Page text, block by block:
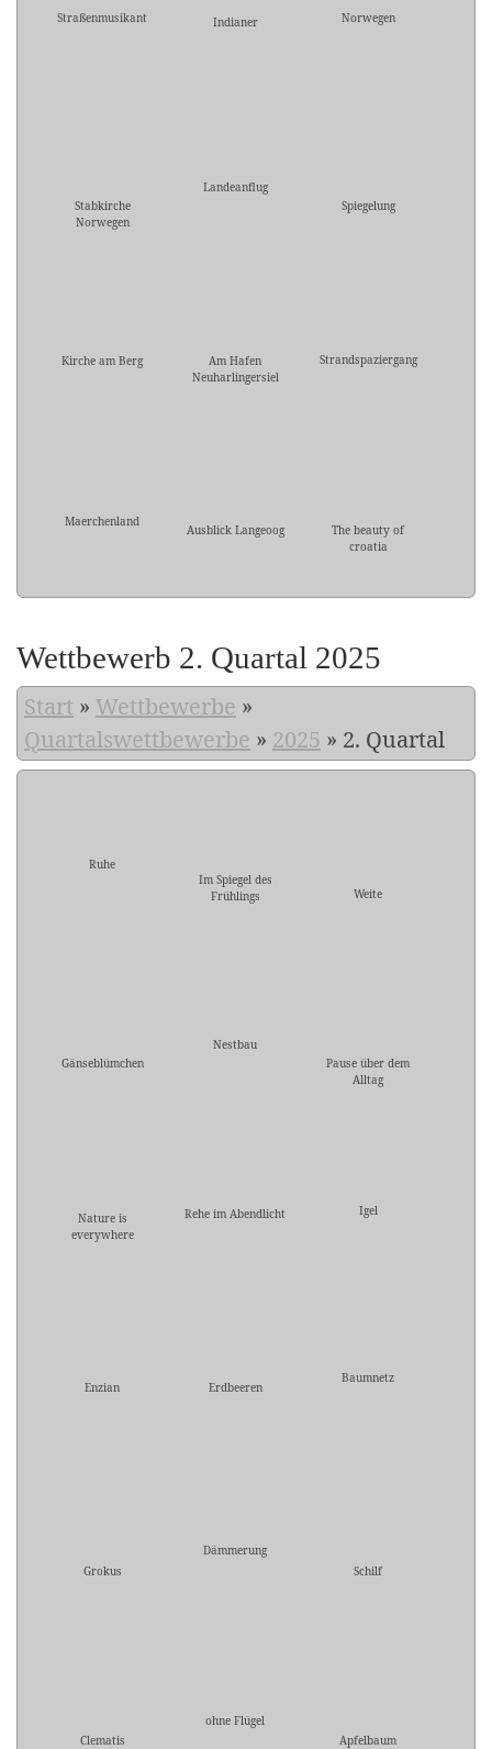
Straßenmusikant Indianer Norwegen
Stabkirche
Norwegen
Landeanflug
Spiegelung
Kirche am Berg
Am Hafen
Neuharlingersiel
Strandspaziergang
Maerchenland
Ausblick Langeoog
The beauty of
croatia
Wettbewerb 2. Quartal 2025
Start » Wettbewerbe »
Quartalswettbewerbe » 2025 » 2. Quartal
Ruhe
Im Spiegel des
Frühlings
Weite
Gänseblümchen
Nestbau
Pause über dem
Alltag
Nature is
everywhere
Rehe im Abendlicht Igel
Enzian Erdbeeren
Baumnetz
Grokus
Dämmerung
Schilf
Clematis
ohne Flügel
Apfelbaum